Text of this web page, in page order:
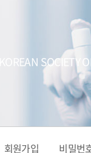
KOREAN
회원가입 비밀번